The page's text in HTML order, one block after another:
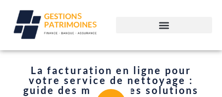
La facturation en ligne pour
votre service de nettoyage :
guide des meilleures solutions